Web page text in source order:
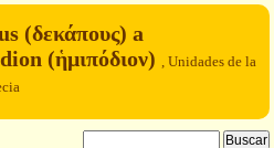
(δεκάπους) a
(ἡμιπόδιον) , Unidades de la